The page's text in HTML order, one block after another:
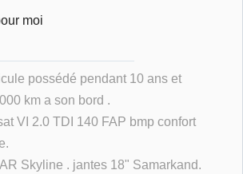
moi
possédé pendant 10 ans et
km a son bord .
VI 2.0 TDI 140 FAP bmp confort
Skyline . jantes 18" Samarkand.